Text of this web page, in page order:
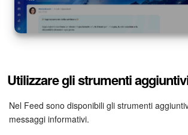
Utilizzare gli strumenti
Nel Feed sono disponibili gli strumenti
messaggi informativi.